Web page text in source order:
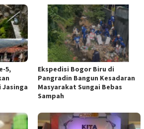
5,
Jasinga
Ekspedisi Bogor Biru di
Pangradin Bangun Kesadaran
Masyarakat Sungai Bebas
Sampah